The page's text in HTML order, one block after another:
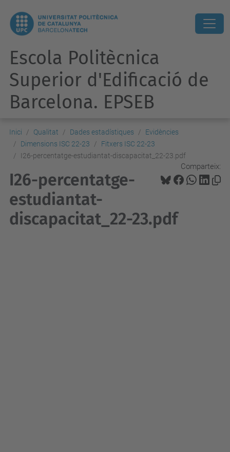
Escola Politècnica
Superior d'Edificació de
Barcelona. EPSEB
Inici Qualitat Dades estadístiques
Evidències
Dimensions ISC 22-23
Fitxers ISC 22-23
I26-percentatge-estudiantat-discapacitat_22-23.pdf
Comparteix:
I26-percentatge-
estudiantat-
discapacitat_22-23.pdf